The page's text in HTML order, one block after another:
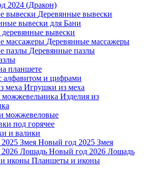
2024 (Дракон)
Деревянные вывески
вывески для Бани
вывески
Деревянные массажеры
Деревянные пазлы
планшете
алфавитом и цифрами
Игрушки из меха
Изделия из
можжевеловые
под горячее
и валики
Новый год 2025 Змея
Новый год 2026 Лошадь
Планшеты и иконы